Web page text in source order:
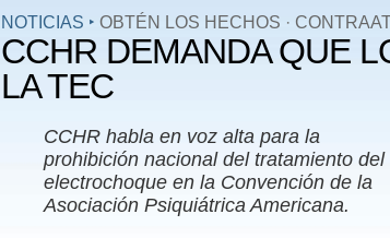
NOTICIAS ‣ OBTÉN LOS HECHOS ·
CCHR DEMANDA QUE
LA TEC
CCHR habla en voz alta para la
prohibición nacional del tratamiento del
electrochoque en la Convención de la
Asociación Psiquiátrica Americana.